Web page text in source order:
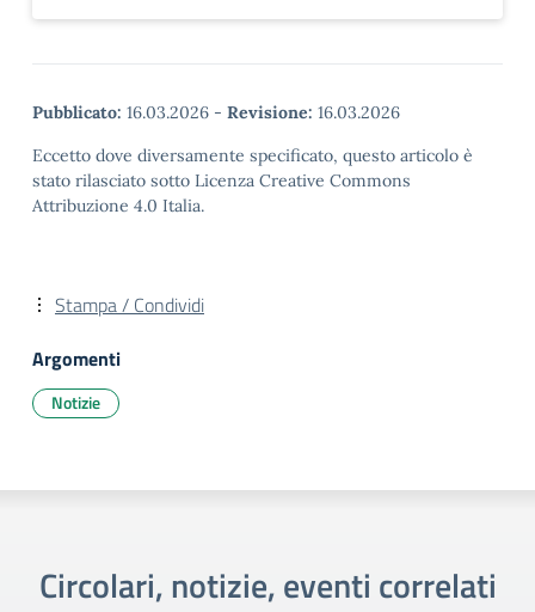
Pubblicato: 16.03.2026 - Revisione: 16.03.2026
Eccetto dove diversamente specificato, questo articolo è
stato rilasciato sotto Licenza Creative Commons
Attribuzione 4.0 Italia.
Stampa / Condividi
Argomenti
Notizie
Circolari, notizie, eventi correlati